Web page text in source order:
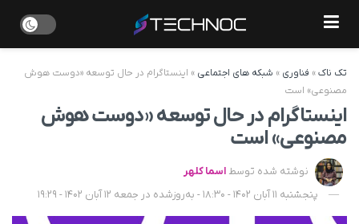
تک ناک» فناوری » شبکه های اجتماعی » اینستاگرام در حال توسعه «دوست هوش
مصنوعی» است
اینستاگرام در حال توسعه «دوست هوش
مصنوعی» است
نوشته شده توسط اسما کلهر
پنجشنبه 11 آبان 1402 - 18:30 - به‌روزشده در جمعه 12 آبان 1402 - 19:29